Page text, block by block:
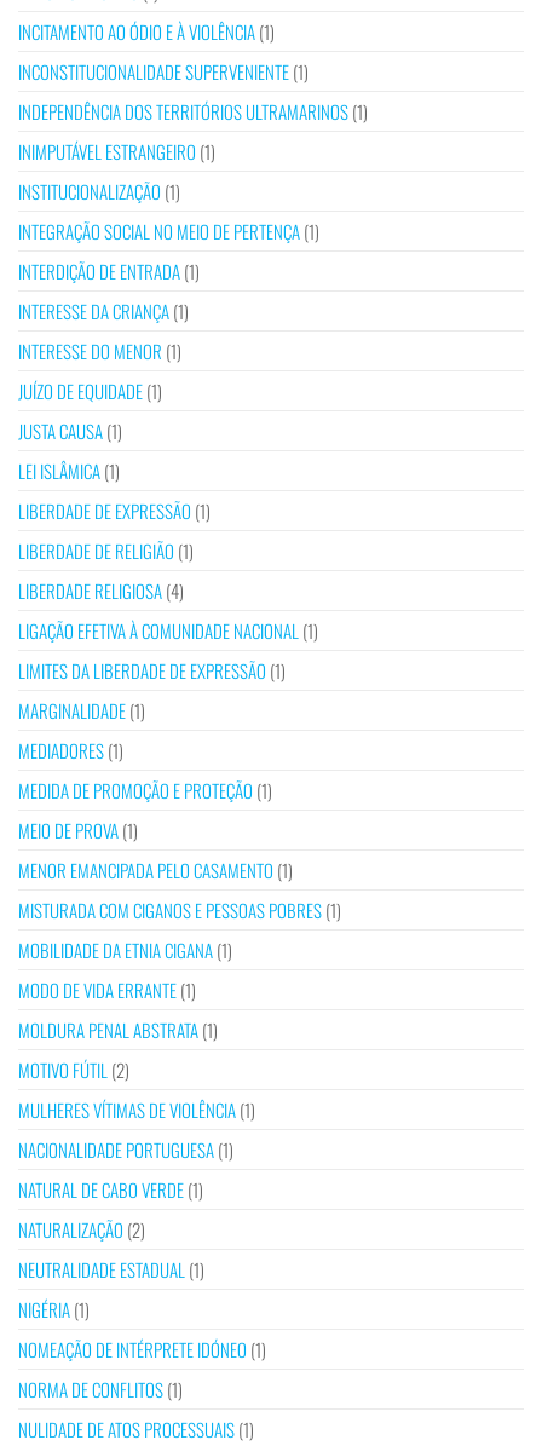
INCITAMENTO AO ÓDIO E À VIOLÊNCIA(1)
INCONSTITUCIONALIDADE SUPERVENIENTE(1)
INDEPENDÊNCIA DOS TERRITÓRIOS ULTRAMARINOS(1)
INIMPUTÁVEL ESTRANGEIRO (1)
INSTITUCIONALIZAÇÃO (1)
INTEGRAÇÃO SOCIAL NO MEIO DE PERTENÇA(1)
INTERDIÇÃO DE ENTRADA(1)
INTERESSE DA CRIANÇA(1)
INTERESSE DO MENOR (1)
JUÍZO DE EQUIDADE(1)
JUSTA CAUSA(1)
LEI ISLÂMICA(1)
LIBERDADE DE EXPRESSÃO (1)
LIBERDADE DE RELIGIÃO (1)
LIBERDADE RELIGIOSA(4)
LIGAÇÃO EFETIVA À COMUNIDADE NACIONAL (1)
LIMITES DA LIBERDADE DE EXPRESSÃO (1)
MARGINALIDADE(1)
MEDIADORES(1)
MEDIDA DE PROMOÇÃO E PROTEÇÃO (1)
MEIO DE PROVA(1)
MENOR EMANCIPADA PELO CASAMENTO (1)
MISTURADA COM CIGANOS E PESSOAS POBRES(1)
MOBILIDADE DA ETNIA CIGANA(1)
MODO DE VIDA ERRANTE(1)
MOLDURA PENAL ABSTRATA(1)
MOTIVO FÚTIL (2)
MULHERES VÍTIMAS DE VIOLÊNCIA(1)
NACIONALIDADE PORTUGUESA(1)
NATURAL DE CABO VERDE(1)
NATURALIZAÇÃO (2)
NEUTRALIDADE ESTADUAL (1)
NIGÉRIA(1)
NOMEAÇÃO DE INTÉRPRETE IDÓNEO (1)
NORMA DE CONFLITOS(1)
NULIDADE DE ATOS PROCESSUAIS(1)